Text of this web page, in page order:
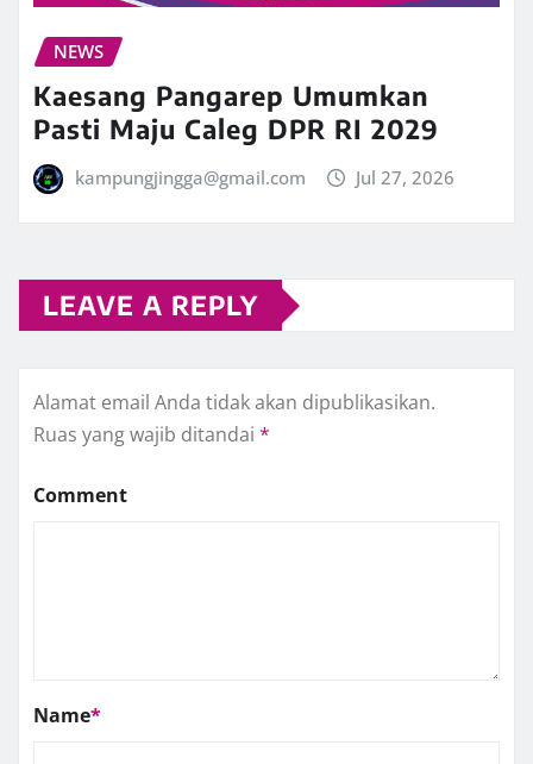
NEWS
Kaesang Pangarep Umumkan
Pasti Maju Caleg DPR RI 2029
kampungjingga@gmail.com Jul 27, 2026
LEAVE A REPLY
Alamat email Anda tidak akan dipublikasikan.
Ruas yang wajib ditandai *
Comment
Name*